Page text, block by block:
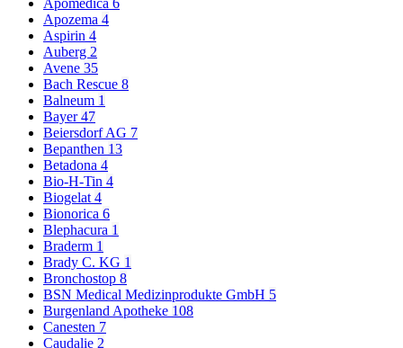
Apozema 4
Aspirin 4
Auberg 2
Avene 35
Bach Rescue 8
Balneum 1
Bayer47
Beiersdorf AG 7
Bepanthen 13
Betadona 4
Bio-H-Tin 4
Biogelat 4
Bionorica 6
Blephacura 1
Braderm 1
Brady C. KG 1
Bronchostop 8
BSN Medical Medizinprodukte GmbH 5
Burgenland Apotheke 108
Canesten 7
Caudalie 2